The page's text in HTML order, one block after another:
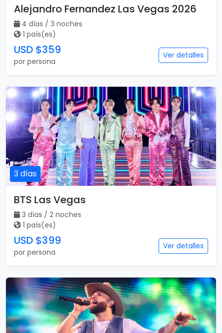
Alejandro Fernandez Las Vegas 2026
4 días / 3 noches
1 país(es)
USD $359
por persona
Ver detalles
3 días
BTS Las Vegas
3 días / 2 noches
1 país(es)
USD $399
por persona
Ver detalles